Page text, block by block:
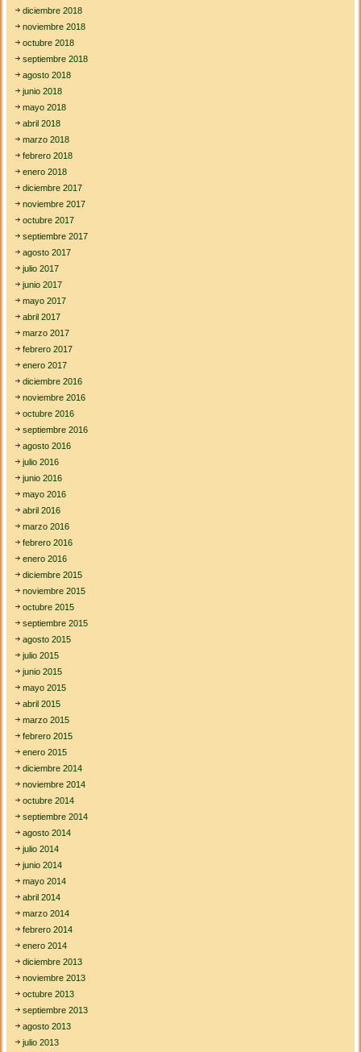
diciembre 2018
noviembre 2018
octubre 2018
septiembre 2018
agosto 2018
junio 2018
mayo 2018
abril 2018
marzo 2018
febrero 2018
enero 2018
diciembre 2017
noviembre 2017
octubre 2017
septiembre 2017
agosto 2017
julio 2017
junio 2017
mayo 2017
abril 2017
marzo 2017
febrero 2017
enero 2017
diciembre 2016
noviembre 2016
octubre 2016
septiembre 2016
agosto 2016
julio 2016
junio 2016
mayo 2016
abril 2016
marzo 2016
febrero 2016
enero 2016
diciembre 2015
noviembre 2015
octubre 2015
septiembre 2015
agosto 2015
julio 2015
junio 2015
mayo 2015
abril 2015
marzo 2015
febrero 2015
enero 2015
diciembre 2014
noviembre 2014
octubre 2014
septiembre 2014
agosto 2014
julio 2014
junio 2014
mayo 2014
abril 2014
marzo 2014
febrero 2014
enero 2014
diciembre 2013
noviembre 2013
octubre 2013
septiembre 2013
agosto 2013
julio 2013